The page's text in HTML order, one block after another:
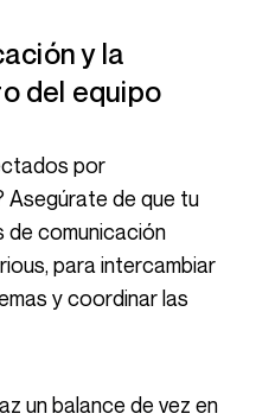
del equipo
Asegúrate de que tu
de comunicación
para intercambiar
y coordinar las
un balance de vez en